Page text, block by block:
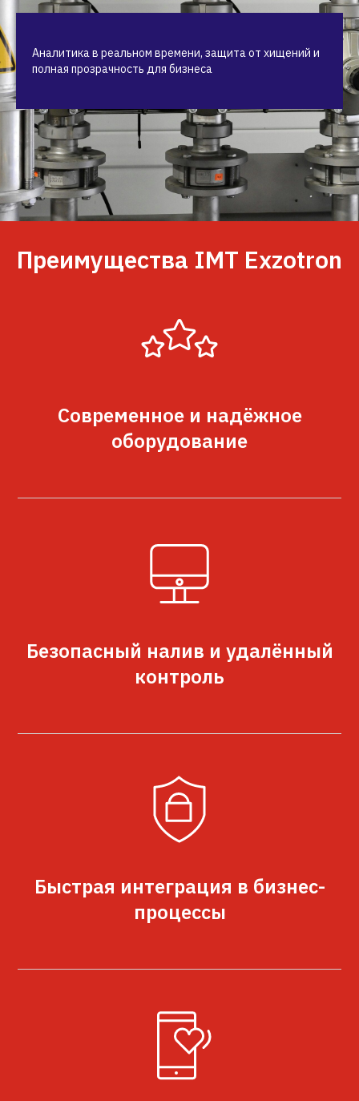
Аналитика в реальном времени, защита от хищений и
полная прозрачность для бизнеса
Преимущества IMT Exzotron
Современное и надёжное
оборудование
Безопасный налив и удалённый
контроль
Быстрая интеграция в бизнес-
процессы